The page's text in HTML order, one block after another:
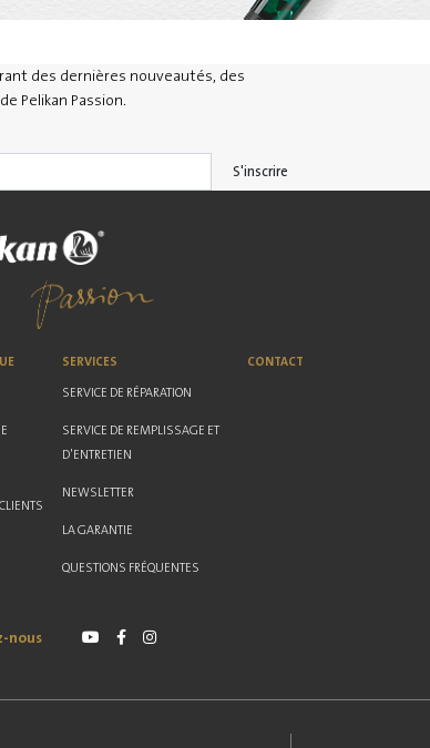
des dernières nouveautés, des
Pelikan Passion.
S'inscrire
SERVICES
SERVICE DE RÉPARATION
SERVICE DE REMPLISSAGE ET
D'ENTRETIEN
NEWSLETTER
LA GARANTIE
QUESTIONS FRÉQUENTES
CONTACT
nous